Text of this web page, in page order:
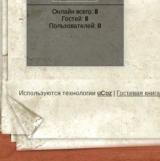
Онлайн всего: 8
Гостей: 8
Пользователей: 0
Используются технологии uCoz | Гостевая книга